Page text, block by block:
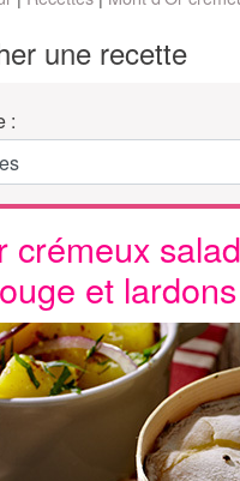
une recette
:
crémeux
et lardons